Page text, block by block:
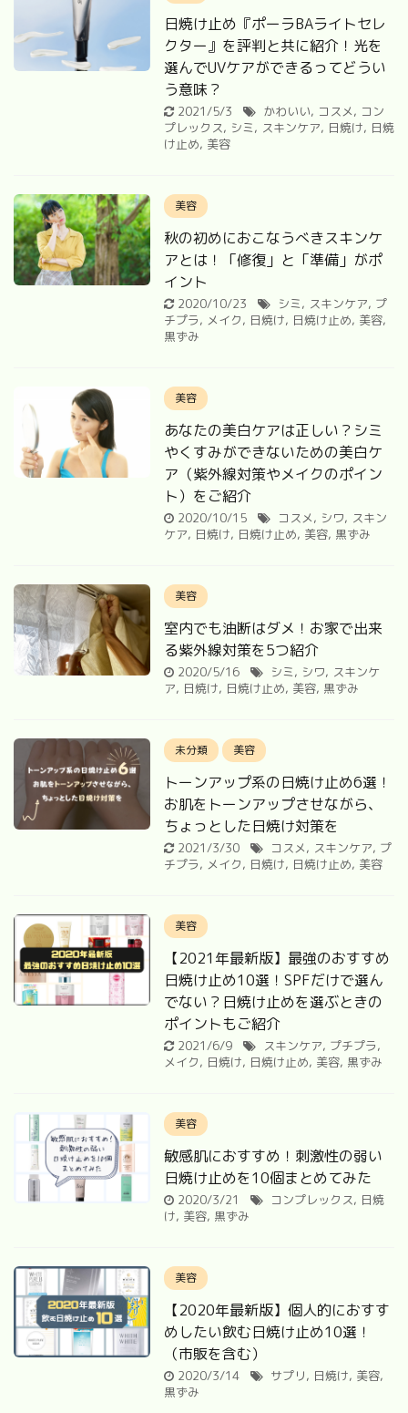
日焼け止め『ポーラBAライトセレ
クター』を評判と共に紹介！光を
選んでUVケアができるってどうい
う意味？
2021/5/3 かわいい, コスメ, コン
プレックス, シミ, スキンケア, 日焼け, 日焼
け止め, 美容
美容
秋の初めにおこなうべきスキンケ
アとは！「修復」と「準備」がポ
イント
2020/10/23 シミ, スキンケア, プ
チプラ, メイク, 日焼け, 日焼け止め, 美容,
黒ずみ
美容
あなたの美白ケアは正しい？シミ
やくすみができないための美白ケ
ア（紫外線対策やメイクのポイン
ト）をご紹介
2020/10/15 コスメ, シワ, スキン
ケア, 日焼け, 日焼け止め, 美容, 黒ずみ
美容
室内でも油断はダメ！お家で出来
る紫外線対策を5つ紹介
2020/5/16 シミ, シワ, スキンケ
ア, 日焼け, 日焼け止め, 美容, 黒ずみ
未分類 美容
トーンアップ系の日焼け止め6選！
お肌をトーンアップさせながら、
ちょっとした日焼け対策を
2021/3/30 コスメ, スキンケア, プ
チプラ, メイク, 日焼け, 日焼け止め, 美容
美容
【2021年最新版】最強のおすすめ
日焼け止め10選！SPFだけで選ん
でない？日焼け止めを選ぶときの
ポイントもご紹介
2021/6/9 スキンケア, プチプラ,
メイク, 日焼け, 日焼け止め, 美容, 黒ずみ
美容
敏感肌におすすめ！刺激性の弱い
日焼け止めを10個まとめてみた
2020/3/21 コンプレックス, 日焼
け, 美容, 黒ずみ
美容
【2020年最新版】個人的におすす
めしたい飲む日焼け止め10選！
（市販を含む）
2020/3/14 サプリ, 日焼け, 美容,
黒ずみ